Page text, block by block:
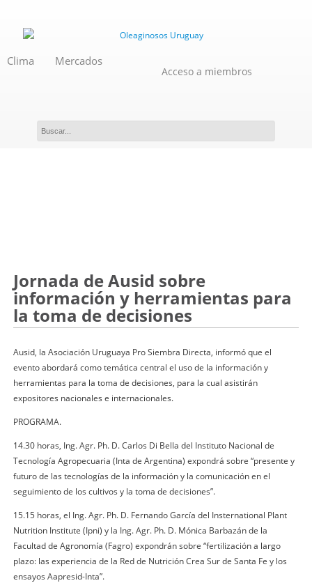
Clima Mercados
Acceso a miembros
Jornada de Ausid sobre
información y herramientas para
la toma de decisiones
Ausid, la Asociación Uruguaya Pro Siembra Directa, informó que el
evento abordará como temática central el uso de la información y
herramientas para la toma de decisiones, para la cual asistirán
expositores nacionales e internacionales.
PROGRAMA.
14.30 horas, Ing. Agr. Ph. D. Carlos Di Bella del Instituto Nacional de
Tecnología Agropecuaria (Inta de Argentina) expondrá sobre “presente y
futuro de las tecnologías de la información y la comunicación en el
seguimiento de los cultivos y la toma de decisiones”.
15.15 horas, el Ing. Agr. Ph. D. Fernando García del Insternational Plant
Nutrition Institute (Ipni) y la Ing. Agr. Ph. D. Mónica Barbazán de la
Facultad de Agronomía (Fagro) expondrán sobre “fertilización a largo
plazo: las experiencia de la Red de Nutrición Crea Sur de Santa Fe y los
ensayos Aapresid-Inta”.